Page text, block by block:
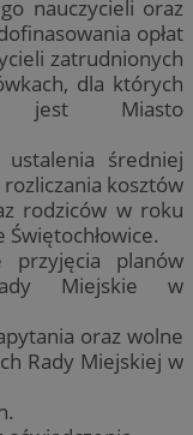
nauczycieli oraz
opłat
zatrudnionych
dla których
jest Miasto
średniej
kosztów
rodziców w roku
przyjęcia planów
Miejskie w
oraz wolne
Rady Miejskiej w